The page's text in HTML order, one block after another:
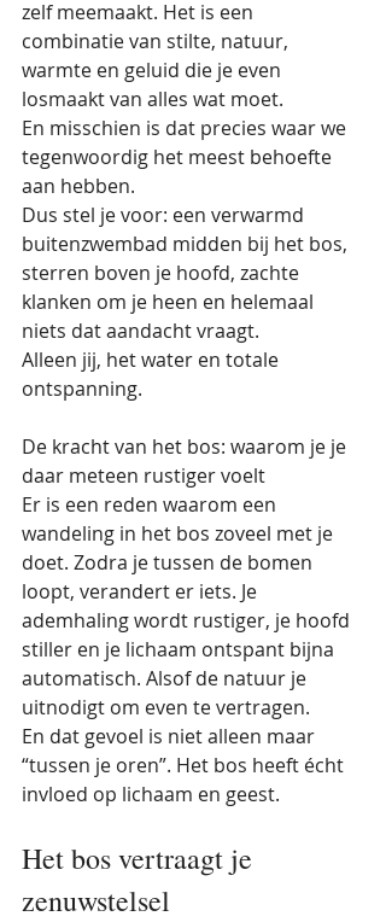
zelf meemaakt. Het is een
combinatie van stilte, natuur,
warmte en geluid die je even
losmaakt van alles wat moet.
En misschien is dat precies waar we
tegenwoordig het meest behoefte
aan hebben.
Dus stel je voor: een verwarmd
buitenzwembad midden bij het bos,
sterren boven je hoofd, zachte
klanken om je heen en helemaal
niets dat aandacht vraagt.
Alleen jij, het water en totale
ontspanning.
De kracht van het bos: waarom je je
daar meteen rustiger voelt
Er is een reden waarom een
wandeling in het bos zoveel met je
doet. Zodra je tussen de bomen
loopt, verandert er iets. Je
ademhaling wordt rustiger, je hoofd
stiller en je lichaam ontspant bijna
automatisch. Alsof de natuur je
uitnodigt om even te vertragen.
En dat gevoel is niet alleen maar
“tussen je oren”. Het bos heeft écht
invloed op lichaam en geest.
Het bos vertraagt je
zenuwstelsel